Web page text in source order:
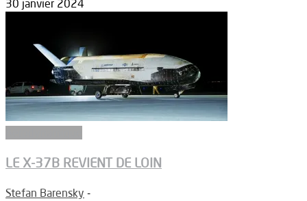
30 janvier 2024
LE X-37B REVIENT DE LOIN
Stefan Barensky -